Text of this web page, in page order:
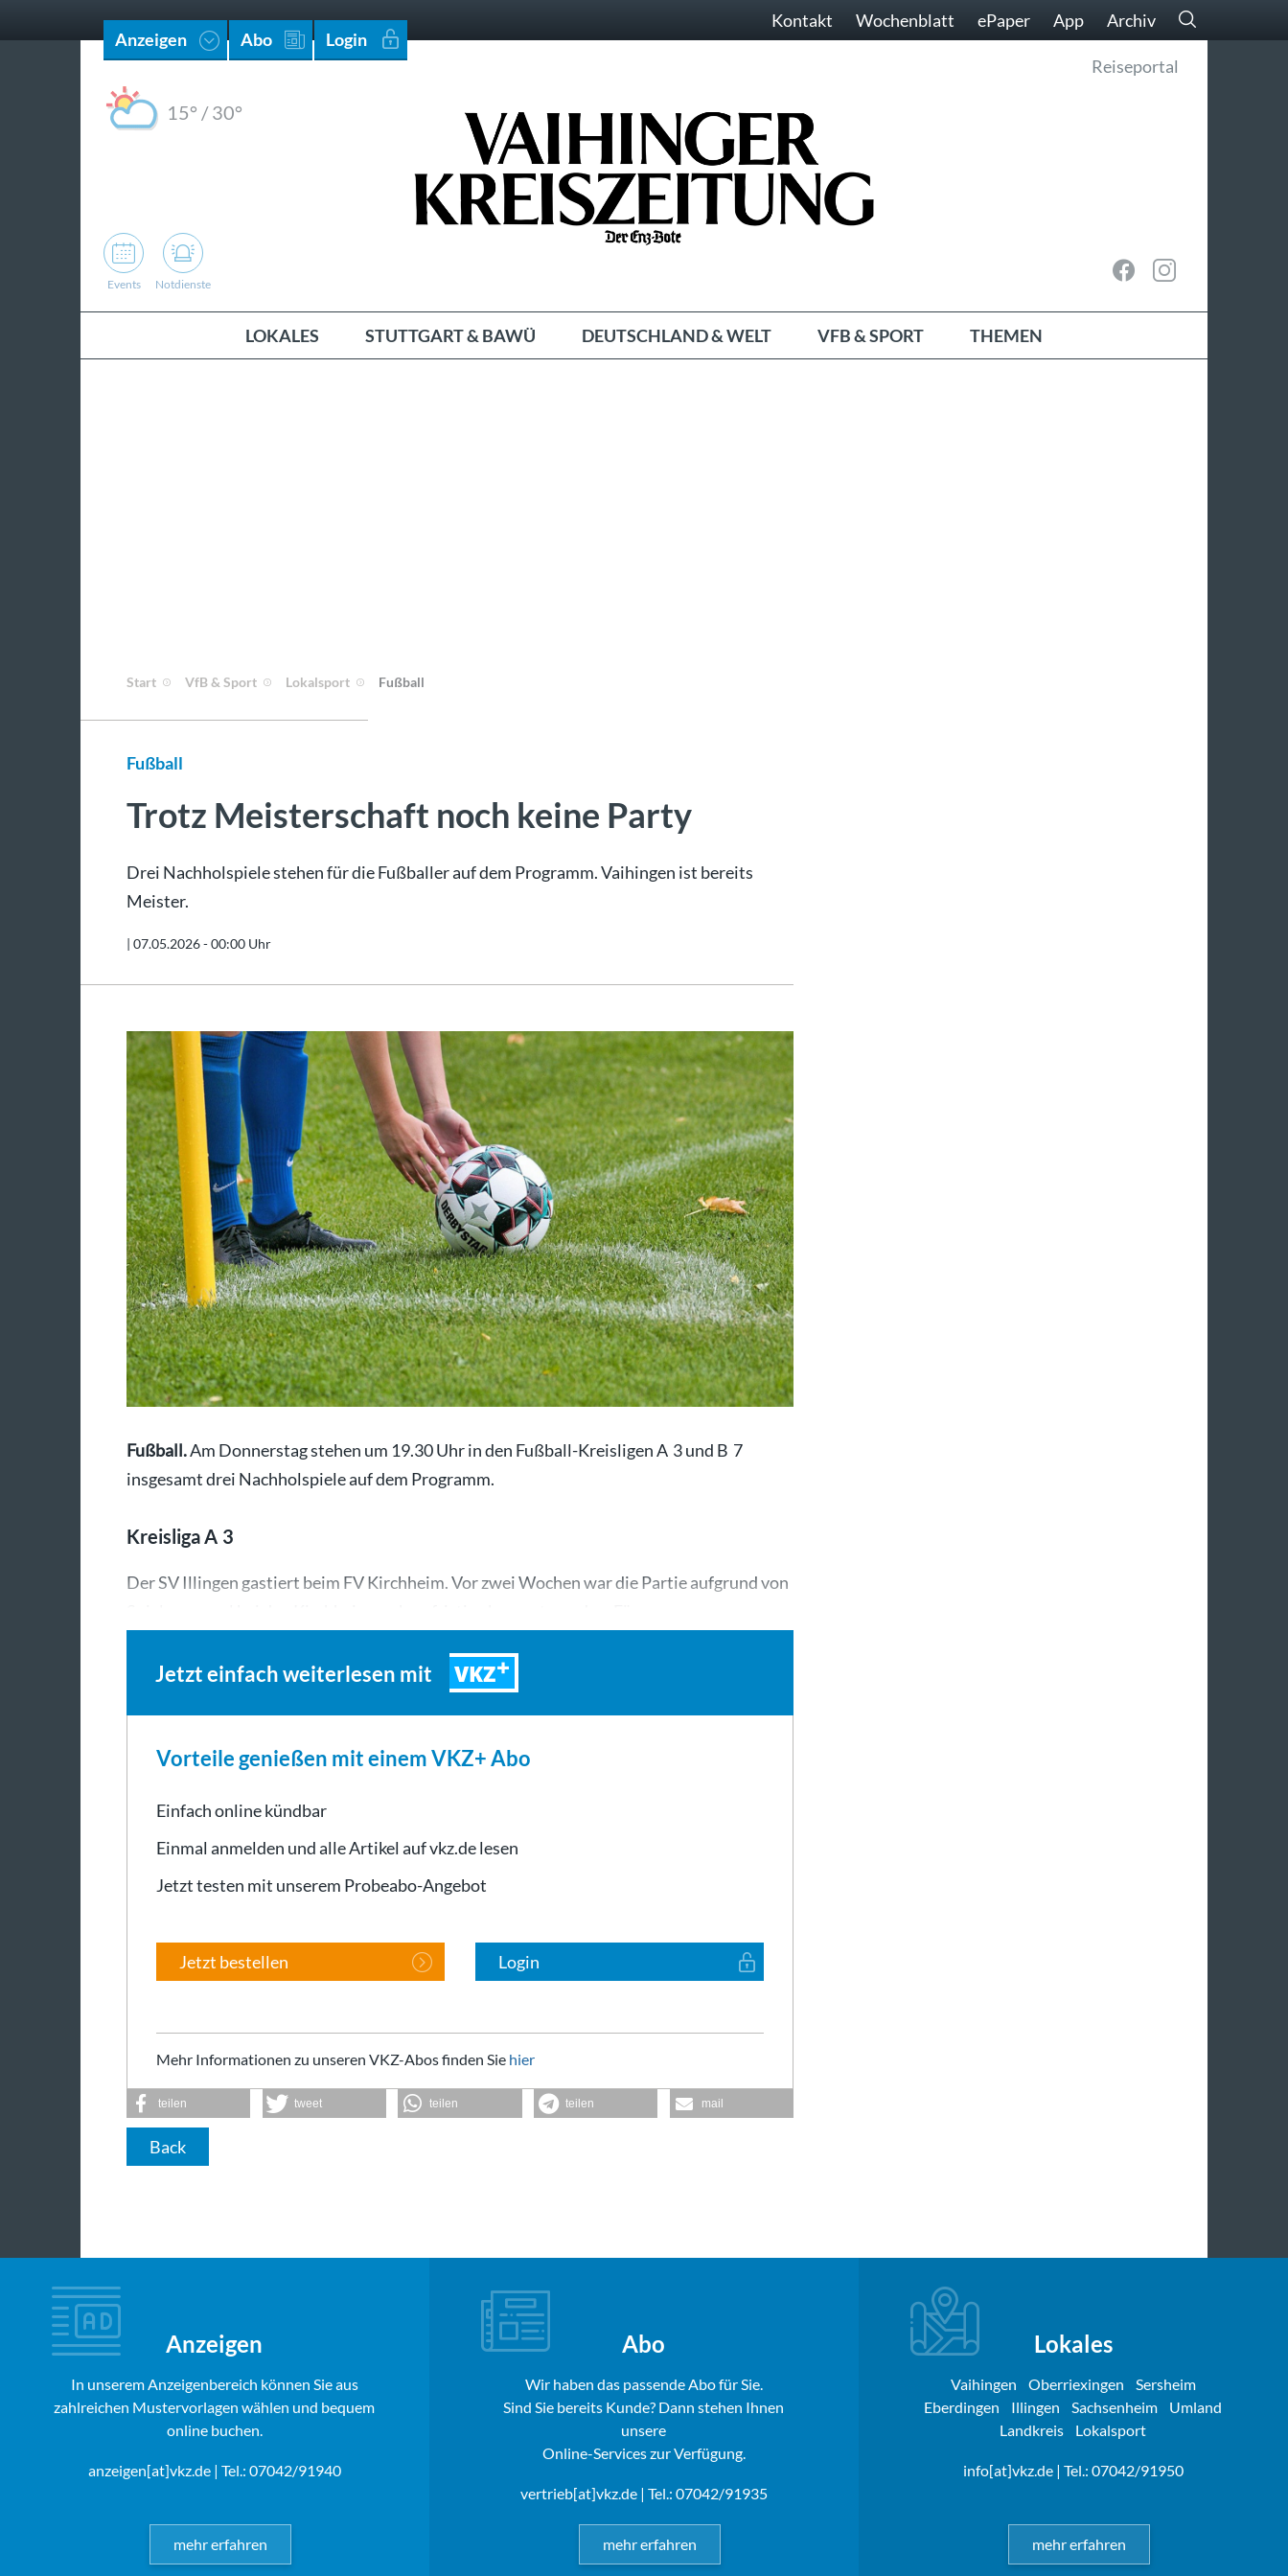
Anzeigen Abo Login
Kontakt Wochenblatt ePaper App Archiv
15° /30°
Reiseportal
Events Notdienste
LOKALES STUTTGART & BAWÜ DEUTSCHLAND & WELT VFB & SPORT THEMEN
Start VfB & Sport Lokalsport Fußball
Fußball
Trotz Meisterschaft noch keine Party
Drei Nachholspiele stehen für die Fußballer auf dem Programm. Vaihingen ist bereits
Meister.
| 07.05.2026 - 00:00 Uhr
Fußball.Am Donnerstag stehen um 19.30 Uhr in den Fußball-Kreisligen A 3 und B 7
insgesamt drei Nachholspiele auf dem Programm.
Kreisliga A 3
Der SV Illingen gastiert beim FV Kirchheim. Vor zwei Wochen war die Partie aufgrund von
Jetzt einfach weiterlesen mit VKZ
Vorteile genießen mit einem VKZ+ Abo
Einfach online kündbar
Einmal anmelden und alle Artikel auf vkz.de lesen
Jetzt testen mit unserem Probeabo-Angebot
Jetzt bestellen Login
Mehr Informationen zu unseren VKZ-Abos finden Sie hier
teilen tweet teilen teilen mail
Back
Anzeigen
In unserem Anzeigenbereich können Sie aus
zahlreichen Mustervorlagen wählen und bequem
online buchen.
anzeigen[at]vkz.de| Tel.: 07042/91940
mehr erfahren
Abo
Wir haben das passende Abo für Sie.
Sind Sie bereits Kunde? Dann stehen Ihnen
unsere
Online-Services zur Verfügung.
vertrieb[at]vkz.de| Tel.: 07042/91935
mehr erfahren
Lokales
Vaihingen Oberriexingen
Sersheim
Eberdingen
Illingen Sachsenheim
Umland
Landkreis
Lokalsport
info[at]vkz.de| Tel.: 07042/91950
mehr erfahren